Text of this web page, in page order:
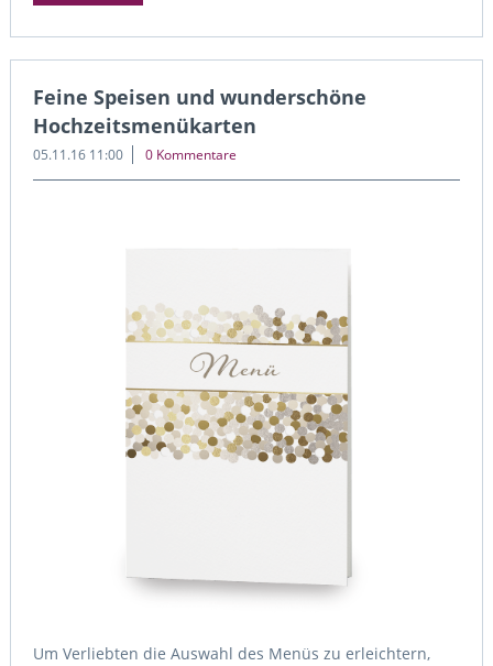
Feine Speisen und wunderschöne
Hochzeitsmenükarten
05.11.16 11:00 0 Kommentare
Um Verliebten die Auswahl des Menüs zu erleichtern,